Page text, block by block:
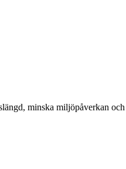
minska miljöpåverkan och